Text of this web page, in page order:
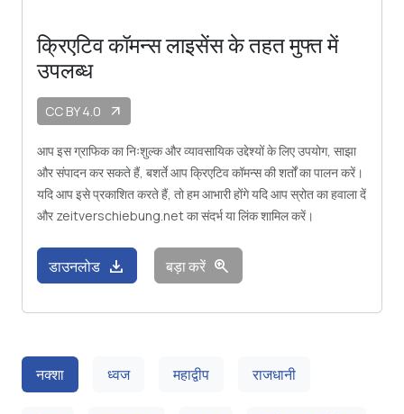
क्रिएटिव कॉमन्स लाइसेंस के तहत मुफ्त में
उपलब्ध
CC BY 4.0 arrow_outward
आप इस ग्राफिक का निःशुल्क और व्यावसायिक उद्देश्यों के लिए उपयोग, साझा
और संपादन कर सकते हैं, बशर्ते आप क्रिएटिव कॉमन्स की शर्तों का पालन करें।
यदि आप इसे प्रकाशित करते हैं, तो हम आभारी होंगे यदि आप स्रोत का हवाला दें
और zeitverschiebung.net का संदर्भ या लिंक शामिल करें।
डाउनलोड download बड़ा करें zoom_in
नक्शा ध्वज महाद्वीप राजधानी